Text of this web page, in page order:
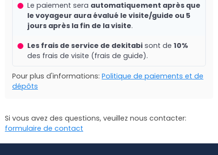
Le paiement sera automatiquement après que
le voyageur aura évalué le visite/guide ou 5
jours après la fin de la visite.
Les frais de service de dekitabi sont de 10%
des frais de visite (frais de guide).
Pour plus d'informations: Politique de paiements et de
dépôts
Si vous avez des questions, veuillez nous contacter:
formulaire de contact